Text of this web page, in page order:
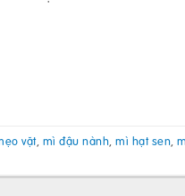
vặt, mì đậu nành,mì hạt sen,